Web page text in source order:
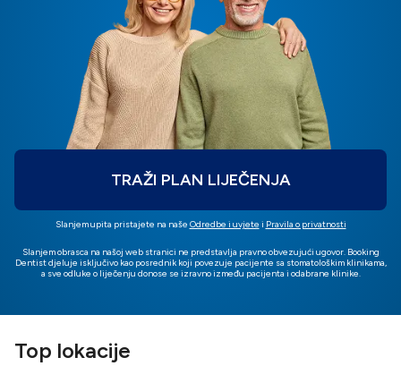
TRAŽI PLAN LIJEČENJA
Slanjem upita pristajete na naše Odredbe i uvjete i Pravila o privatnosti
Slanjem obrasca na našoj web stranici ne predstavlja pravno obvezujući ugovor. Booking
Dentist djeluje isključivo kao posrednik koji povezuje pacijente sa stomatološkim klinikama,
a sve odluke o liječenju donose se izravno između pacijenta i odabrane klinike.
Top lokacije